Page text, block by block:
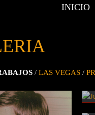
INICIO
/ LAS VEGAS /